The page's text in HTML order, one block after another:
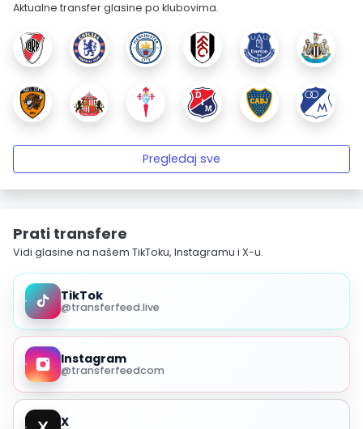
Aktualne transfer glasine po klubovima.
Pregledaj sve
Prati transfere
Vidi glasine na našem TikToku, Instagramu i X-u.
TikTok
@transferfeed.live
Instagram
@transferfeedcom
X